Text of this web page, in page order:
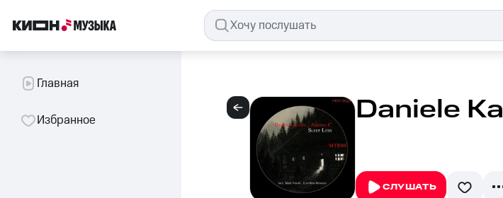
Главная
Избранное Daniele
СЛУШАТЬ